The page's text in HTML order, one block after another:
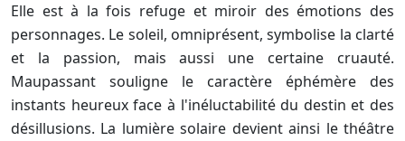
Elle est à la fois refuge et miroir des émotions des
personnages. Le soleil, omniprésent, symbolise la clarté
et la passion, mais aussi une certaine cruauté.
Maupassant souligne le caractère éphémère des
instants heureux face à l'inéluctabilité du destin et des
désillusions. La lumière solaire devient ainsi le théâtre